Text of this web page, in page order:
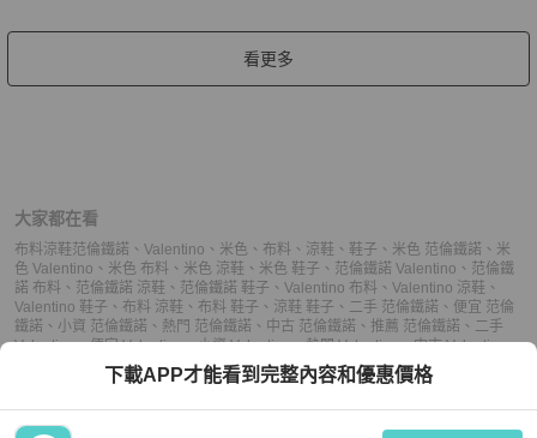
看更多
大家都在看
布料涼鞋范倫鐵諾 、 Valentino 、 米色 、 布料 、 涼鞋 、 鞋子 、 米色 范倫鐵諾 、 米
色 Valentino 、 米色 布料 、 米色 涼鞋 、 米色 鞋子 、 范倫鐵諾 Valentino 、 范倫鐵
諾 布料 、 范倫鐵諾 涼鞋 、 范倫鐵諾 鞋子 、 Valentino 布料 、 Valentino 涼鞋 、
Valentino 鞋子 、 布料 涼鞋 、 布料 鞋子 、 涼鞋 鞋子 、 二手 范倫鐵諾 、 便宜 范倫
鐵諾 、 小資 范倫鐵諾 、 熱門 范倫鐵諾 、 中古 范倫鐵諾 、 推薦 范倫鐵諾 、 二手
Valentino、便宜 Valentino、小資 Valentino、熱門 Valentino、中古 Valentino、
推薦 Valentino、二手 涼鞋 、 便宜 涼鞋、小資 涼鞋、熱門 涼鞋、中古 涼鞋
二手 鞋子、便宜 鞋子、小資 鞋子、熱門 鞋子、中古 鞋子
下載APP才能看到完整內容和優惠價格